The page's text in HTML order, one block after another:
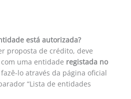
está autorizada?
proposta de crédito, deve
uma entidade registada no
fazê-lo através da página oficial
“Lista de entidades